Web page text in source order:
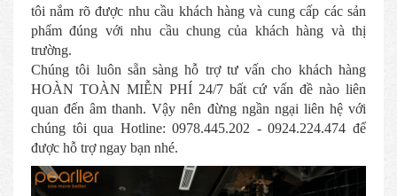
tôi nắm rõ được nhu cầu khách hàng và cung cấp các sản
phẩm đúng với nhu cầu chung của khách hàng và thị
trường.
Chúng tôi luôn sẵn sàng hỗ trợ tư vấn cho khách hàng
HOÀN TOÀN MIỄN PHÍ 24/7 bất cứ vấn đề nào liên
quan đến âm thanh. Vậy nên đừng ngần ngại liên hệ với
chúng tôi qua Hotline: 0978.445.202 - 0924.224.474 để
được hỗ trợ ngay bạn nhé.